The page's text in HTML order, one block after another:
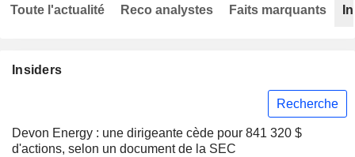
Insiders
Recherche
Devon Energy : une dirigeante cède pour 841 320 $
d'actions, selon un document de la SEC
Toute l'actualité Reco analystes Faits marquants